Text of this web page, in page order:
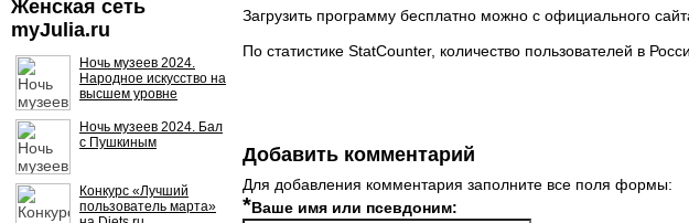
Женская сеть
myJulia.ru
Ночь музеев 2024.
Народное искусство на
высшем уровне
Ночь музеев 2024. Бал
с Пушкиным
Конкурс «Лучший
пользователь марта»
Загрузить программу бесплатно можно с официального
По статистике StatCounter, количество пользователей в
Добавить комментарий
Для добавления комментария заполните все поля формы:
*Ваше имя или псевдоним: